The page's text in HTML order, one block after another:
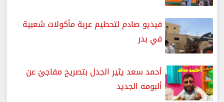
فيديو صادم لتحطيم عربة مأكولات شعبية
في بدر
أحمد سعد يثير الجدل بتصريح مفاجئ عن
ألبومه الجديد